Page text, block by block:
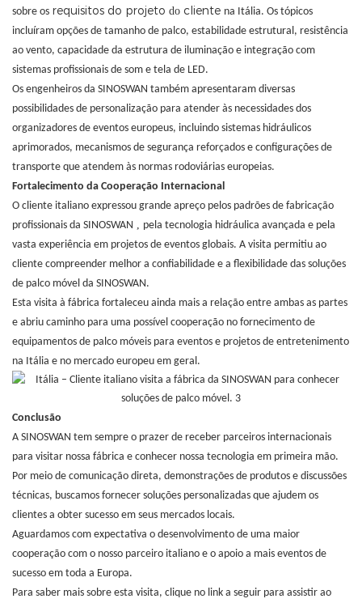
sobre os requisitos do projeto do cliente na Itália. Os tópicos
incluíram opções de tamanho de palco, estabilidade estrutural, resistência
ao vento, capacidade da estrutura de iluminação e integração com
sistemas profissionais de som e tela de LED.
Os engenheiros da SINOSWAN também apresentaram diversas
possibilidades de personalização para atender às necessidades dos
organizadores de eventos europeus, incluindo sistemas hidráulicos
aprimorados, mecanismos de segurança reforçados e configurações de
transporte que atendem às normas rodoviárias europeias.
Fortalecimento da Cooperação Internacional
O cliente italiano expressou grande apreço pelos padrões de fabricação
profissionais da SINOSWAN , pela tecnologia hidráulica avançada e pela
vasta experiência em projetos de eventos globais. A visita permitiu ao
cliente compreender melhor a confiabilidade e a flexibilidade das soluções
de palco móvel da SINOSWAN.
Esta visita à fábrica fortaleceu ainda mais a relação entre ambas as partes
e abriu caminho para uma possível cooperação no fornecimento de
equipamentos de palco móveis para eventos e projetos de entretenimento
na Itália e no mercado europeu em geral.
Conclusão
A SINOSWAN tem sempre o prazer de receber parceiros internacionais
para visitar nossa fábrica e conhecer nossa tecnologia em primeira mão.
Por meio de comunicação direta, demonstrações de produtos e discussões
técnicas, buscamos fornecer soluções personalizadas que ajudem os
clientes a obter sucesso em seus mercados locais.
Aguardamos com expectativa o desenvolvimento de uma maior
cooperação com o nosso parceiro italiano e o apoio a mais eventos de
sucesso em toda a Europa.
Para saber mais sobre esta visita, clique no link a seguir para assistir ao